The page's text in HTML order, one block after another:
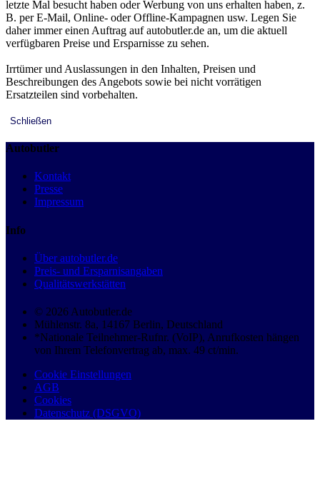
letzte Mal besucht haben oder Werbung von uns erhalten haben, z.
B. per E-Mail, Online- oder Offline-Kampagnen usw. Legen Sie
daher immer einen Auftrag auf autobutler.de an, um die aktuell
verfügbaren Preise und Ersparnisse zu sehen.
Irrtümer und Auslassungen in den Inhalten, Preisen und
Beschreibungen des Angebots sowie bei nicht vorrätigen
Ersatzteilen sind vorbehalten.
Schließen
Autobutler
Kontakt
Presse
Impressum
Info
Über autobutler.de
Preis- und Ersparnisangaben
Qualitätswerkstätten
© 2026 Autobutler.de
Mühlenstr. 8a, 14167 Berlin, Deutschland
*Nationale Teilnehmer-Rufnr. (VoIP), Anrufkosten hängen
von Ihrem Telefonvertrag ab, max. 49 ct/min.
Cookie Einstellungen
AGB
Cookies
Datenschutz (DSGVO)